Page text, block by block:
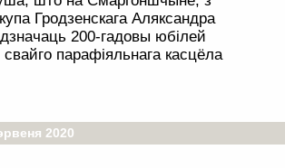
Гродзенскага Аляксандра
200-гадовы юбілей
свайго парафіяльнага касцёла
2020